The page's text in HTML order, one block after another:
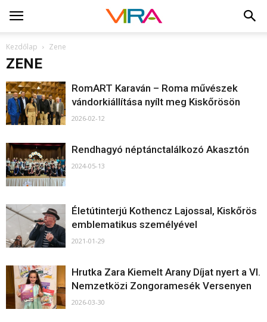
Kezdőlap Zene
ZENE
RomART Karaván – Roma művészek
vándorkiállítása nyílt meg Kiskőrösön
2026-02-12
Rendhagyó néptánctalálkozó Akasztón
2024-05-13
Életútinterjú Kothencz Lajossal, Kiskőrös
emblematikus személyével
2021-01-29
Hrutka Zara Kiemelt Arany Díjat nyert a VI.
Nemzetközi Zongoramesék Versenyen
2026-03-30